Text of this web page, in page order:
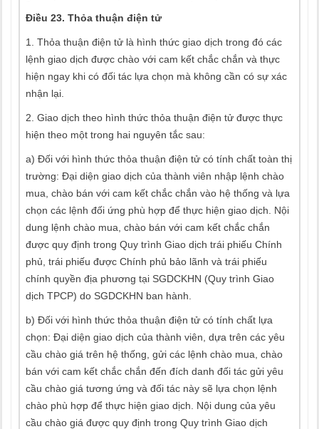
Điều 23. Thỏa thuận điện tử
1. Thỏa thuận điện tử là hình thức giao dịch trong đó các
lệnh giao dịch được chào với cam kết chắc chắn và thực
hiện ngay khi có đối tác lựa chọn mà không cần có sự xác
nhận lại.
2. Giao dịch theo hình thức thỏa thuận điện tử được thực
hiện theo một trong hai nguyên tắc sau:
a) Đối với hình thức thỏa thuận điện tử có tính chất toàn thị
trường: Đại diện giao dịch của thành viên nhập lệnh chào
mua, chào bán với cam kết chắc chắn vào hệ thống và lựa
chọn các lệnh đối ứng phù hợp để thực hiện giao dịch. Nội
dung lệnh chào mua, chào bán với cam kết chắc chắn
được quy định trong Quy trình Giao dịch trái phiếu Chính
phủ, trái phiếu được Chính phủ bảo lãnh và trái phiếu
chính quyền địa phương tại SGDCKHN (Quy trình Giao
dịch TPCP) do SGDCKHN ban hành.
b) Đối với hình thức thỏa thuận điện tử có tính chất lựa
chọn: Đại diện giao dịch của thành viên, dựa trên các yêu
cầu chào giá trên hệ thống, gửi các lệnh chào mua, chào
bán với cam kết chắc chắn đến đích danh đối tác gửi yêu
cầu chào giá tương ứng và đối tác này sẽ lựa chọn lệnh
chào phù hợp để thực hiện giao dịch. Nội dung của yêu
cầu chào giá được quy định trong Quy trình Giao dịch